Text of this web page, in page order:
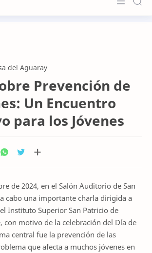
Formación
Novedades
Accesos
del Aguaray
Prevención de
Un Encuentro
para los Jóvenes
de 2024, en el Salón Auditorio de San
cabo una importante charla dirigida a
Instituto Superior San Patricio de
con motivo de la celebración del Día de
central fue la prevención de las
que afecta a muchos jóvenes en